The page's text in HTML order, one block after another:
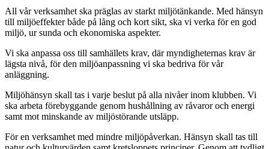
All vår verksamhet ska präglas av starkt miljötänkande. Med hänsyn
till miljöeffekter både på lång och kort sikt, ska vi verka för en god
miljö, ur sunda och ekonomiska aspekter.
Vi ska anpassa oss till samhällets krav, där myndigheternas krav är
lägsta nivå, för den miljöanpassning vi ska bedriva för vår
anläggning.
Miljöhänsyn skall tas i varje beslut på alla nivåer inom klubben. Vi
ska arbeta förebyggande genom hushållning av råvaror och energi
samt mot minskande av miljöstörande utsläpp.
För en verksamhet med mindre miljöpåverkan. Hänsyn skall tas till